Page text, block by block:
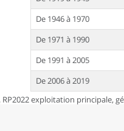
De 1946 à 1970
De 1971 à 1990
De 1991 à 2005
De 2006 à 2019
RP2022 exploitation principale,